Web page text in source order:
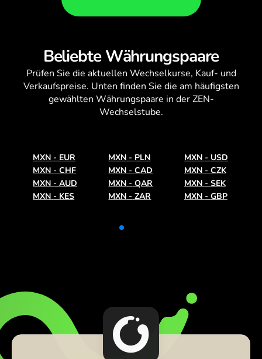
Beliebte Währungspaare
Prüfen Sie die aktuellen Wechselkurse, Kauf- und
Verkaufspreise. Unten finden Sie die am häufigsten
gewählten Währungspaare in der ZEN-
Wechselstube.
MXN - EUR MXN - PLN MXN - USD
MXN - CHF MXN - CAD MXN - CZK
MXN - AUD MXN - QAR MXN - SEK
MXN - KES MXN - ZAR MXN - GBP